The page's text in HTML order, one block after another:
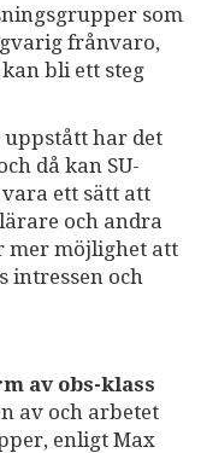
som
frånvaro,
bli ett steg
har det
då kan SU-
ett sätt att
och andra
mer möjlighet att
intressen och
av obs-klass
av och arbetet
enligt Max